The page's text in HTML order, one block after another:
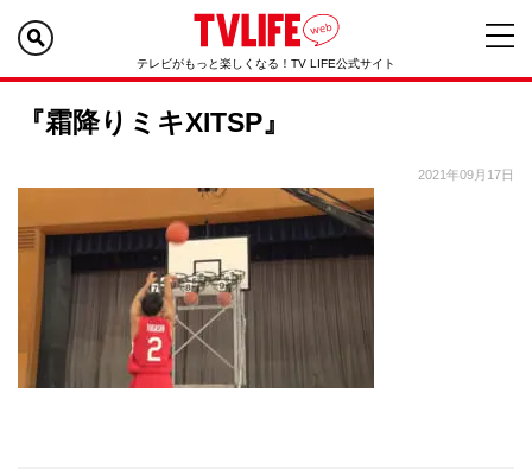
テレビがもっと楽しくなる！TV LIFE公式サイト
『霜降りミキXITSP』
2021年09月17日